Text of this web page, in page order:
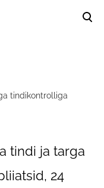
tindikontrolliga
tindi ja targa
24